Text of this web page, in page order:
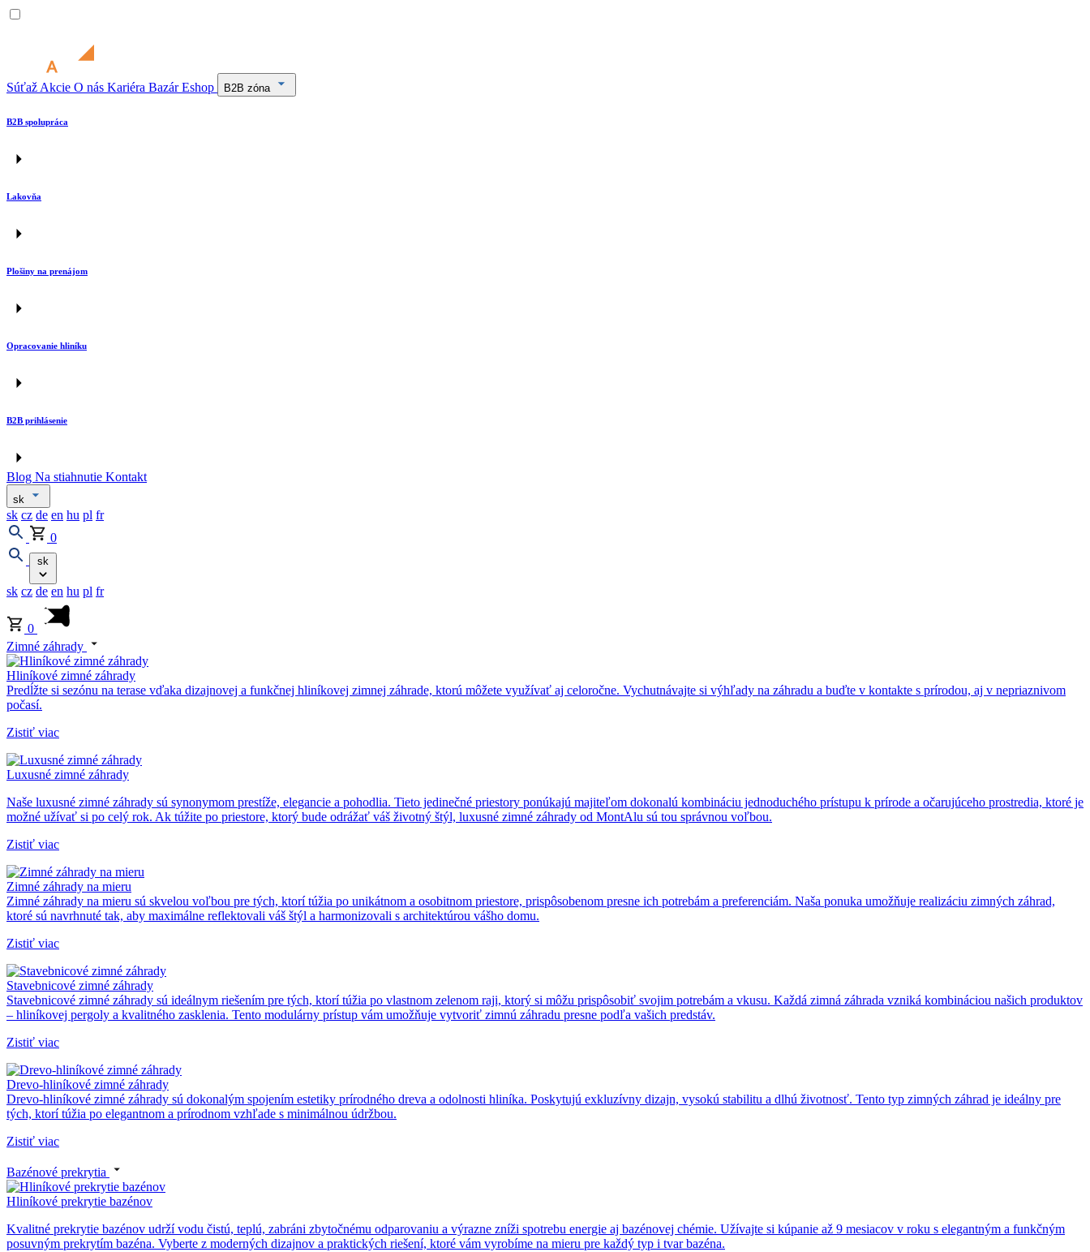
Súťaž Akcie O nás Kariéra BazárEshop B2B zóna
B2B spolupráca
Lakovňa
Plošiny na prenájom
Opracovanie hliníku
B2B prihlásenie
Blog Na stiahnutie Kontakt
sk
sk cz de en hu pl fr
0
sk
sk cz de en hu pl fr
0
Zimné záhrady
Hliníkové zimné záhrady
Predĺžte si sezónu na terase vďaka dizajnovej a funkčnej hliníkovej zimnej záhrade, ktorú môžete využívať aj celoročne. Vychutnávajte si výhľady na záhradu a buďte v kontakte s prírodou, aj v nepriaznivom
počasí.
Zistiť viac
Luxusné zimné záhrady
Naše luxusné zimné záhrady sú synonymom prestíže, elegancie a pohodlia. Tieto jedinečné priestory ponúkajú majiteľom dokonalú kombináciu jednoduchého prístupu k prírode a očarujúceho prostredia, ktoré je
možné užívať si po celý rok. Ak túžite po priestore, ktorý bude odrážať váš životný štýl, luxusné zimné záhrady od MontAlu sú tou správnou voľbou.
Zistiť viac
Zimné záhrady na mieru
Zimné záhrady na mieru sú skvelou voľbou pre tých, ktorí túžia po unikátnom a osobitnom priestore, prispôsobenom presne ich potrebám a preferenciám. Naša ponuka umožňuje realizáciu zimných záhrad,
ktoré sú navrhnuté tak, aby maximálne reflektovali váš štýl a harmonizovali s architektúrou vášho domu.
Zistiť viac
Stavebnicové zimné záhrady
Stavebnicové zimné záhrady sú ideálnym riešením pre tých, ktorí túžia po vlastnom zelenom raji, ktorý si môžu prispôsobiť svojim potrebám a vkusu. Každá zimná záhrada vzniká kombináciou našich produktov
– hliníkovej pergoly a kvalitného zasklenia. Tento modulárny prístup vám umožňuje vytvoriť zimnú záhradu presne podľa vašich predstáv.
Zistiť viac
Drevo-hliníkové zimné záhrady
Drevo-hliníkové zimné záhrady sú dokonalým spojením estetiky prírodného dreva a odolnosti hliníka. Poskytujú exkluzívny dizajn, vysokú stabilitu a dlhú životnosť. Tento typ zimných záhrad je ideálny pre
tých, ktorí túžia po elegantnom a prírodnom vzhľade s minimálnou údržbou.
Zistiť viac
Bazénové prekrytia
Hliníkové prekrytie bazénov
Kvalitné prekrytie bazénov udrží vodu čistú, teplú, zabráni zbytočnému odparovaniu a výrazne zníži spotrebu energie aj bazénovej chémie. Užívajte si kúpanie až 9 mesiacov v roku s elegantným a funkčným
posuvným prekrytím bazéna. Vyberte z moderných dizajnov a praktických riešení, ktoré vám vyrobíme na mieru pre každý typ i tvar bazéna.